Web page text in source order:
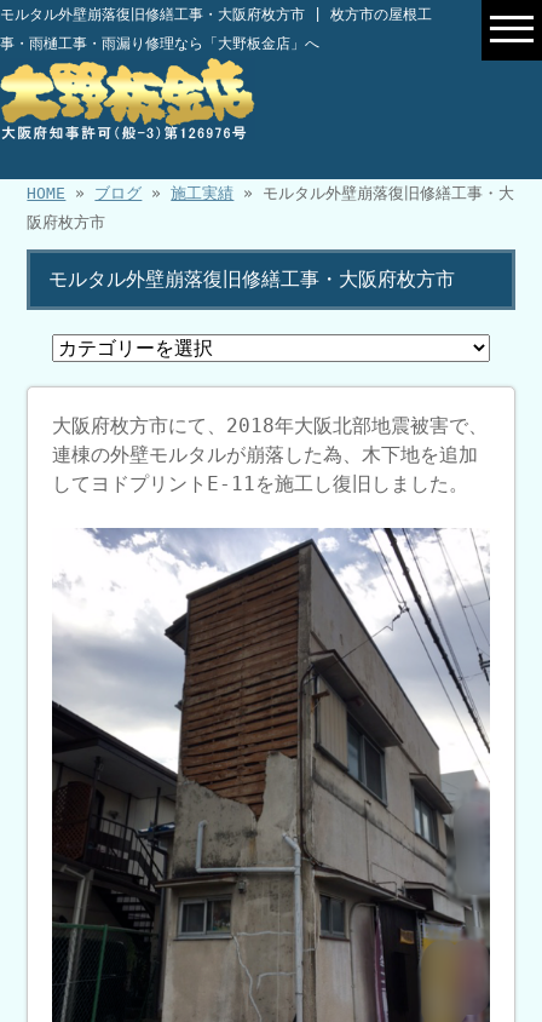
モルタル外壁崩落復旧修繕工事・大阪府枚方市 | 枚方市の屋根工
事・雨樋工事・雨漏り修理なら「大野板金店」へ
HOME » ブログ »施工実績 » モルタル外壁崩落復旧修繕工事・大
阪府枚方市
モルタル外壁崩落復旧修繕工事・大阪府枚方市
大阪府枚方市にて、2018年大阪北部地震被害で、
連棟の外壁モルタルが崩落した為、木下地を追加
してヨドプリントE-11を施工し復旧しました。